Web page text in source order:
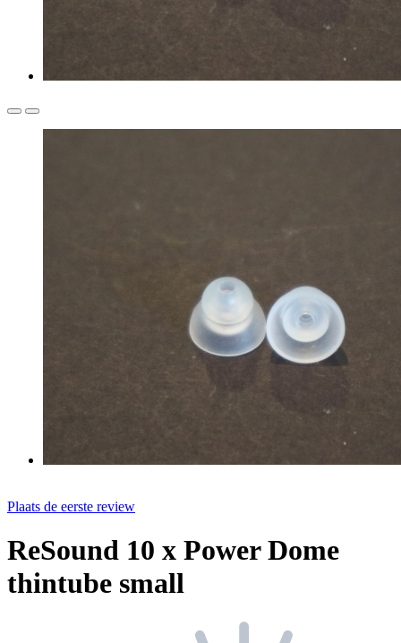
Plaats de eerste review
ReSound 10 x Power Dome
thintube small